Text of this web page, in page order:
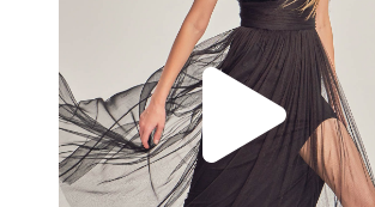
00:00